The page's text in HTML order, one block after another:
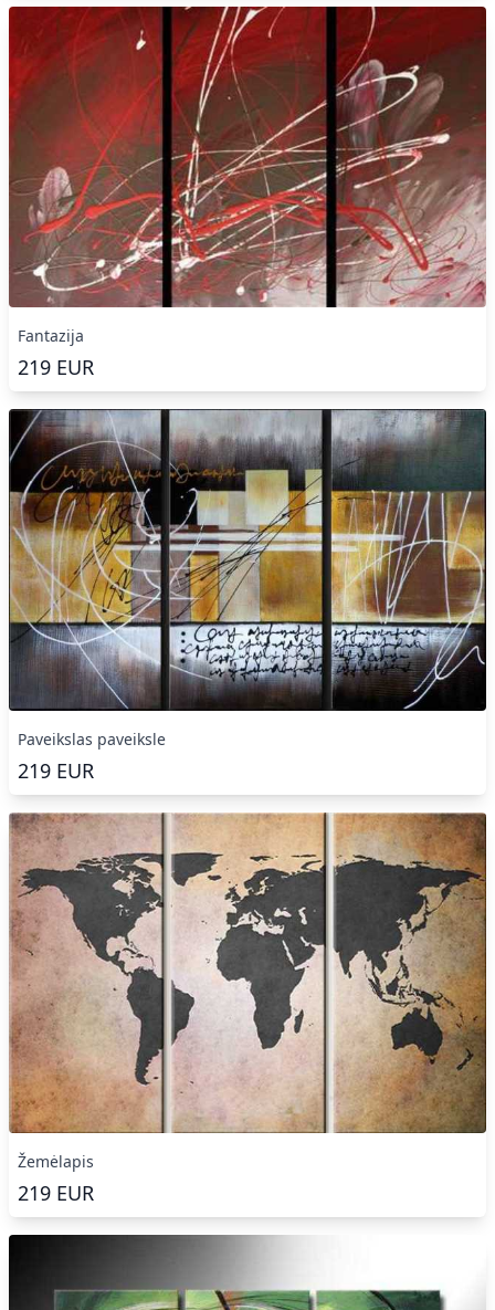
Fantazija
219 EUR
Paveikslas paveiksle
219 EUR
Žemėlapis
219 EUR